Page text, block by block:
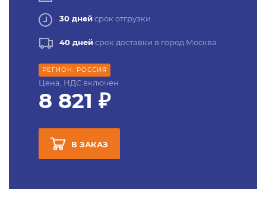
30 днейсрок отгрузки
40 днейсрок доставки в город Москва
РЕГИОН: РОССИЯ
Цена, НДС включен
8 821 ₽
В ЗАКАЗ